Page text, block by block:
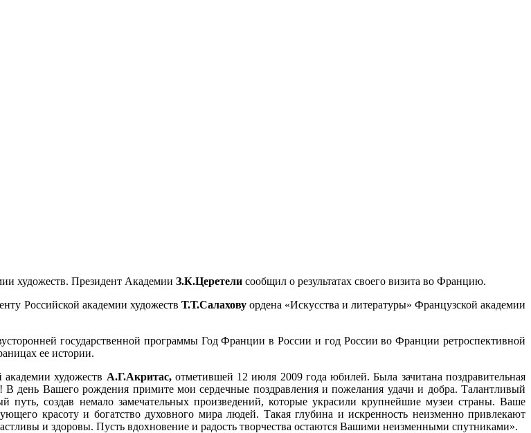
художеств. Президент Академии З.К.Церетели сообщил о результатах своего визита во Францию.
Российской академии художеств Т.Т.Салаховуордена «Искусства и литературы» Французской академии
государственной программы Год Франции в России и год России во Франции ретроспективной
ее истории.
художеств А.Г.Акритас,отметившей 12 июля 2009 года юбилей. Была зачитана поздравительная
В день Вашего рождения примите мои сердечные поздравления и пожелания удачи и добра. Талантливый
создав немало замечательных произведений, которые украсили крупнейшие музеи страны. Ваше
красоту и богатство духовного мира людей. Такая глубина и искренность неизменно привлекают
и здоровы. Пусть вдохновение и радость творчества остаются Вашими неизменными спутниками».